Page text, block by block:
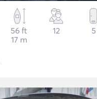
56 ft
17 m
12 5